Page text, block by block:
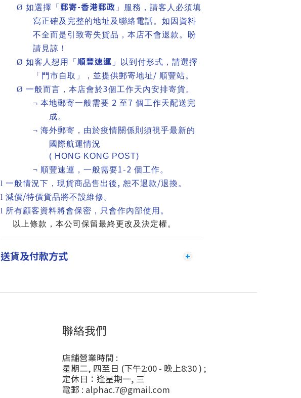
Ø 如選擇「 郵寄-香港郵政 」服務，請客人必須填
寫正確及完整的地址及聯絡電話。如因資料
不全而是引致寄失貨品，本店不會退款。盼
請見諒！
Ø 如客人想用「 順豐速運 」以到付形式，請選擇
「門市自取」，並提供郵寄地址/ 順豐站。
Ø 一般而言，本店會於3個工作天內安排寄貨。
¬ 本地郵寄一般需要 2 至7 個工作天配送完
成。
¬ 海外郵寄，由於疫情關係則須視乎最新的
國際航運情況
( HONG KONG POST)
¬ 順豐速運，一般需要1-2 個工作。
l 一般情況下，現貨商品售出後, 恕不退款/退換。
l 減價/特價貨品將不設維修。
l 所有顧客資料將會保密，只會作內部使用。
以上條款，本公司保留最終更改及決定權。
送貨及付款方式
聯絡我們
店舖營業時間 :
星期二, 四至日 (下午2:00 - 晚上8:30 ) ;
定休日：逢星期一, 三
電郵 : alphac.7@gmail.com